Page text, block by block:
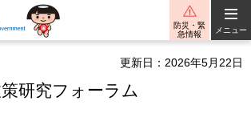
防災・緊
急情報
メニュー
更新日：2026年5月22日
研究フォーラム